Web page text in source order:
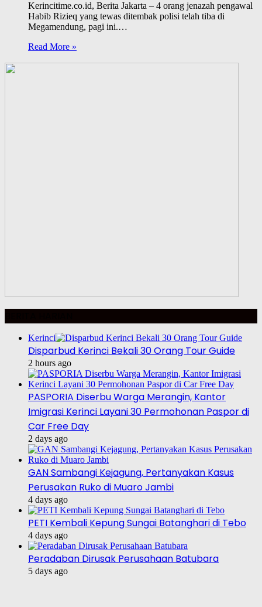
Kerincitime.co.id, Berita Jakarta – 4 orang jenazah pengawal
Habib Rizieq yang tewas ditembak polisi telah tiba di
Megamendung, pagi ini.…
Read More »
Kerinci
Disparbud Kerinci Bekali 30 Orang Tour Guide
2 hours ago
PASPORIA Diserbu Warga Merangin, Kantor
Imigrasi Kerinci Layani 30 Permohonan Paspor di
Car Free Day
2 days ago
GAN Sambangi Kejagung, Pertanyakan Kasus
Perusakan Ruko di Muaro Jambi
4 days ago
PETI Kembali Kepung Sungai Batanghari di Tebo
4 days ago
Peradaban Dirusak Perusahaan Batubara
5 days ago